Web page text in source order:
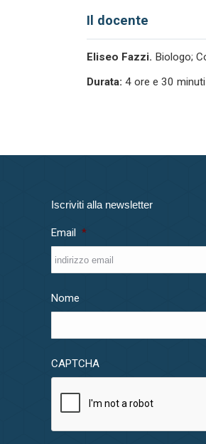
Il docente
Eliseo Fazzi. Biologo;
Durata: 4 ore e 30
Iscriviti alla newsletter
Email *
Nome
CAPTCHA